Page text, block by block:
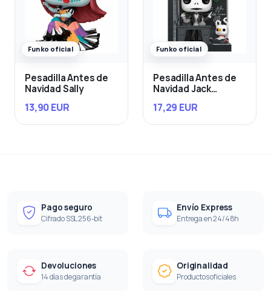
Funko oficial
Pesadilla Antes de
Navidad Sally
13,90 EUR
Funko oficial
Pesadilla Antes de
Navidad Jack
Room
17,29 EUR
Pago seguro
Cifrado SSL 256-bit
Envío Express
Entrega en 24/48h
Devoluciones
14 días de garantía
Originalidad
Productos oficiales